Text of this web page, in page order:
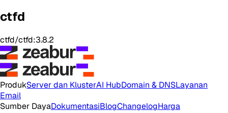
ctfd
ctfd/ctfd:3.8.2
ProdukServer dan KlusterAI HubDomain & DNSLayanan
Email
Sumber DayaDokumentasiBlogChangelogHarga